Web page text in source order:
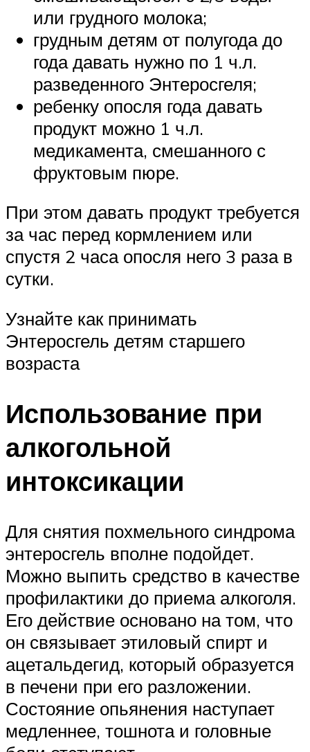
или грудного молока;
грудным детям от полугода до
года давать нужно по 1 ч.л.
разведенного Энтеросгеля;
ребенку опосля года давать
продукт можно 1 ч.л.
медикамента, смешанного с
фруктовым пюре.
При этом давать продукт требуется
за час перед кормлением или
спустя 2 часа опосля него 3 раза в
сутки.
Узнайте как принимать
Энтеросгель детям старшего
возраста
Использование при
алкогольной
интоксикации
Для снятия похмельного синдрома
энтеросгель вполне подойдет.
Можно выпить средство в качестве
профилактики до приема алкоголя.
Его действие основано на том, что
он связывает этиловый спирт и
ацетальдегид, который образуется
в печени при его разложении.
Состояние опьянения наступает
медленнее, тошнота и головные